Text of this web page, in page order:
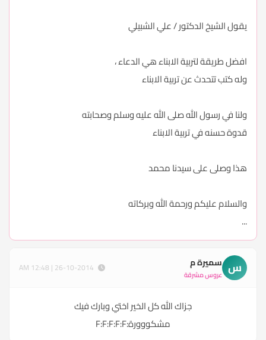
يقول الشيخ الدكتور / علي الشبيلي
افضل طريقة لتربية الابناء هي الدعاء ،
وله كتب تتحدث عن تربية الابناء
ولنا في رسول الله صلى الله عليه وسلم وصحابته
قدوة حسنه في تربية الابناء
هذا وصلى على سيدنا محمد
والسلام عليكم ورحمة الله وبركاته
...
س سميرة م
عروس مشرقة
جزاك الله كل الخير اختي وبارك فيك
مشكووورة:F:F:F:F:F